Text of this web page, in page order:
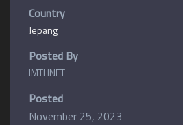
Country
Jepang
Posted By
IMTHNET
Posted
November 25, 2023